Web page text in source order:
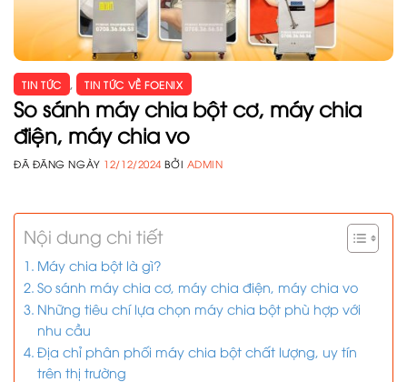
TIN TỨC , TIN TỨC VỀ FOENIX
So sánh máy chia bột cơ, máy chia
điện, máy chia vo
ĐÃ ĐĂNG NGÀY 12/12/2024 BỞI ADMIN
Nội dung chi tiết
Máy chia bột là gì?
So sánh máy chia cơ, máy chia điện, máy chia vo
Những tiêu chí lựa chọn máy chia bột phù hợp với
nhu cầu
Địa chỉ phân phối máy chia bột chất lượng, uy tín
trên thị trường